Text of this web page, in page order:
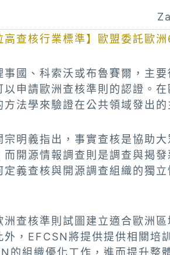
查核行業標準】歐盟委託歐
事國、科索沃或布魯賽爾，主
以申請歐洲查核準則的認證。
方法學來驗證在公共領域發出
宗明義指出，事實查核是協助
而開源情報調查則是調查與揭
定義查核與開源調查組織的獨
洲查核準則試圖建立適合歐洲
外，EFCSN將提供提供相關培
的組織優化工作，進而提升整